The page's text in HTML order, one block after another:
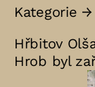
Kategorie →
Hřbitov
Hrob byl